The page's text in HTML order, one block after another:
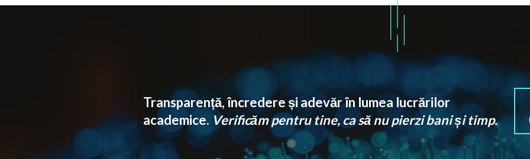
Transparență, încredere și adevăr în lumea lucrărilor
academice. Verificăm pentru tine, ca să nu pierzi bani și timp.